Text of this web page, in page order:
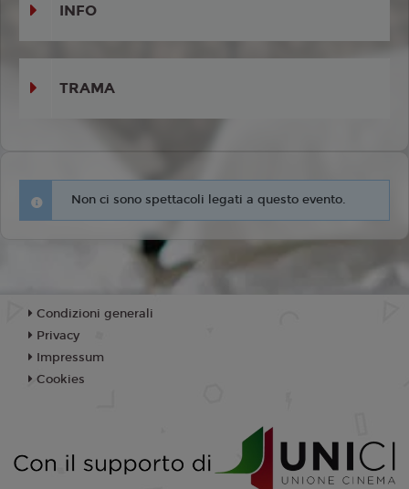
INFO
TRAMA
Non ci sono spettacoli legati a questo evento.
Condizioni generali
Privacy
Impressum
Cookies